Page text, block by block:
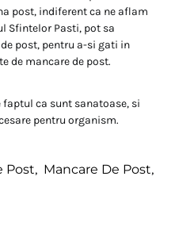
post, indiferent ca ne aflam
Sfintelor Pasti, pot sa
post, pentru a-si gati in
de mancare de post.
ca sunt sanatoase, si
pentru organism.
Post, Mancare De Post,